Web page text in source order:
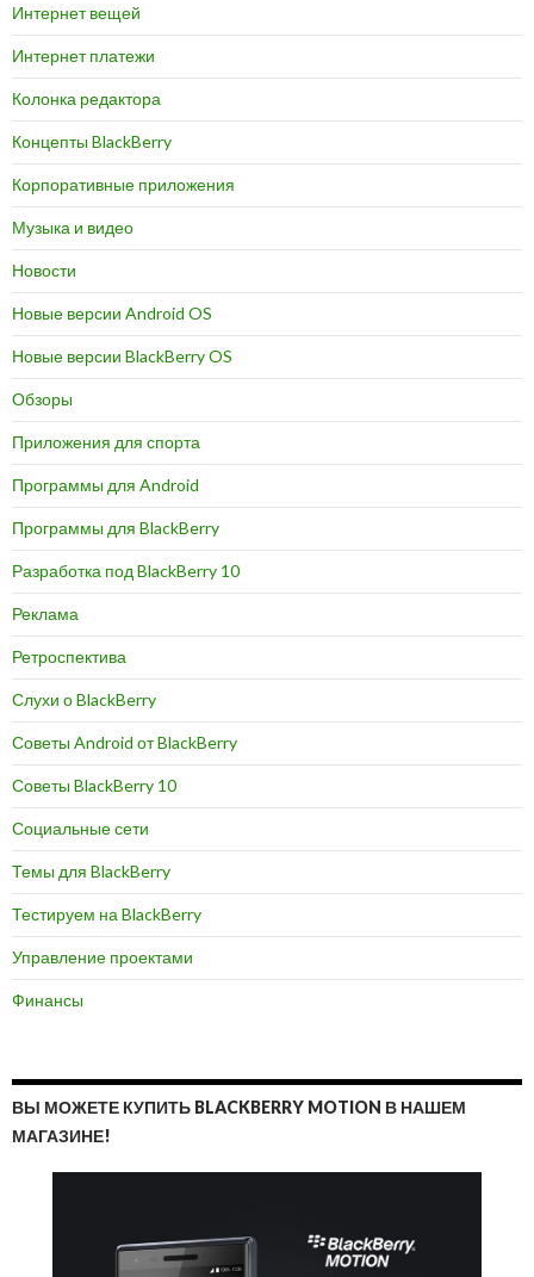
Интернет вещей
Интернет платежи
Колонка редактора
Концепты BlackBerry
Корпоративные приложения
Музыка и видео
Новости
Новые версии Android OS
Новые версии BlackBerry OS
Обзоры
Приложения для спорта
Программы для Android
Программы для BlackBerry
Разработка под BlackBerry 10
Реклама
Ретроспектива
Слухи о BlackBerry
Советы Android от BlackBerry
Советы BlackBerry 10
Социальные сети
Темы для BlackBerry
Тестируем на BlackBerry
Управление проектами
Финансы
ВЫ МОЖЕТЕ КУПИТЬ BLACKBERRY MOTION В НАШЕМ
МАГАЗИНЕ!